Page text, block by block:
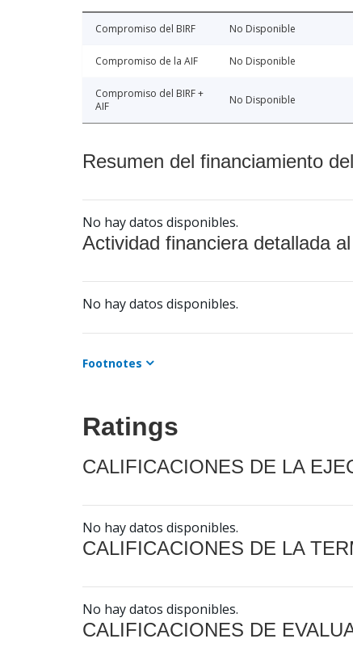
Compromiso del BIRF No Disponible
Compromiso de la AIF No Disponible
Compromiso del BIRF +
AIF
No Disponible
Resumen del financiamiento
No hay datos disponibles.
Actividad financiera detallada
No hay datos disponibles.
Footnotes
Ratings
CALIFICACIONES DE LA
No hay datos disponibles.
CALIFICACIONES DE LA
No hay datos disponibles.
CALIFICACIONES DE